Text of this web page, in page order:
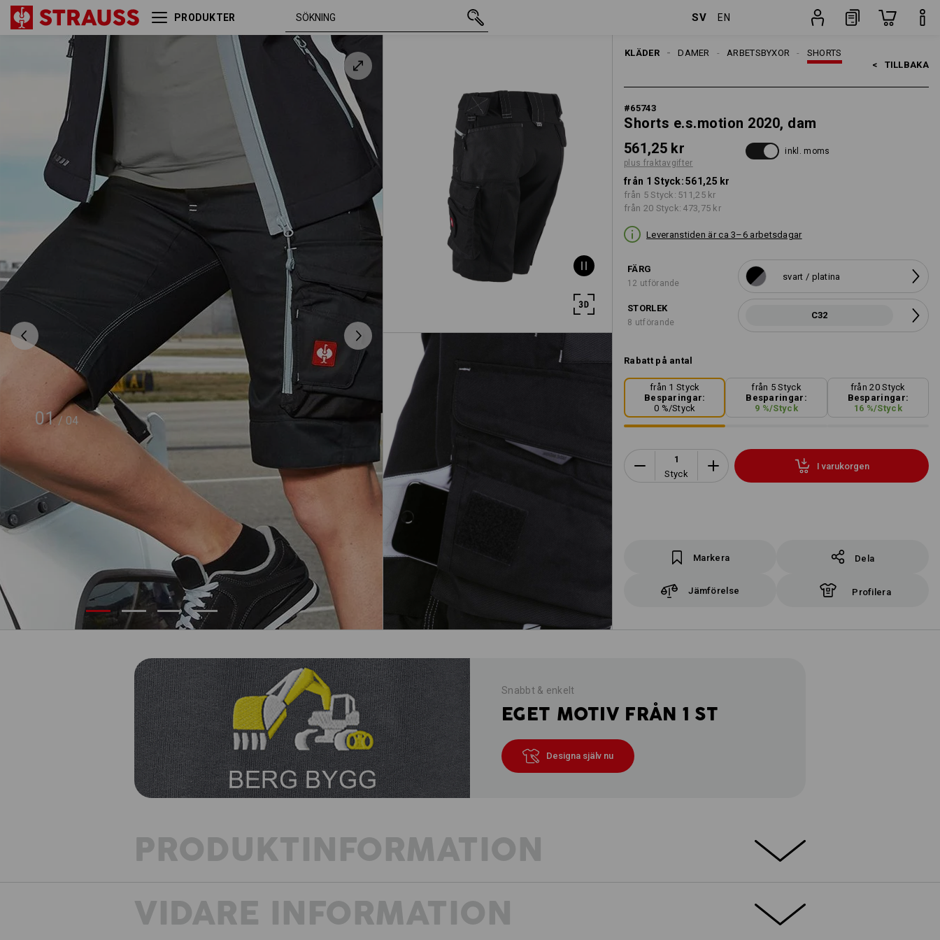
PRODUKTER SV EN
01 / 04
KLÄDER SHORTS
ARBETSBYXOR
DAMER
< TILLBAKA
#65743
Shorts e.s.motion 2020, dam
561,25 kr
plus fraktavgifter
inkl. moms
från 1 Styck:561,25 kr
från 5 Styck: 511,25 kr
från 20 Styck: 473,75 kr
Leveranstiden är ca 3–6 arbetsdagar
FÄRG
12 utförande
svart / platina
STORLEK
8 utförande
C32
Rabatt på antal
från 1 Styck
Besparingar:
0 %/Styck
från 5 Styck
Besparingar:
9 %/Styck
från 20 Styck
Besparingar:
16 %/Styck
Styck
I varukorgen
Markera Dela
Jämförelse Profilera
Shorts e.s.motion 2020,
dam
platina
C32
Snabbt & enkelt
EGET MOTIV FRÅN 1 ST
Designa själv nu
PRODUKTINFORMATION
GÖR KORT PROCES MED VÄRMEN
Prototypen för en modern arbetsbyxa i shortsversion. Shortsen e.s.motion 2020
VIDARE INFORMATION